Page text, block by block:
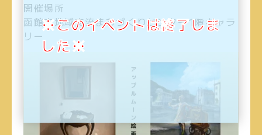
開催場所
函館市地域交流まちづくりセンター1階ギャラ
リー
※このイベントは終了しま
した※